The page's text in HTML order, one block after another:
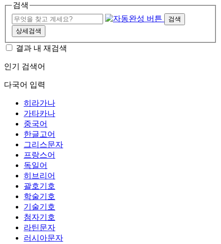
검색
검색
상세검색
결과 내 재검색
인기 검색어
다국어 입력
히라가나
가타카나
중국어
한글고어
그리스문자
프랑스어
독일어
히브리어
괄호기호
학술기호
기술기호
첨자기호
라틴문자
러시아문자